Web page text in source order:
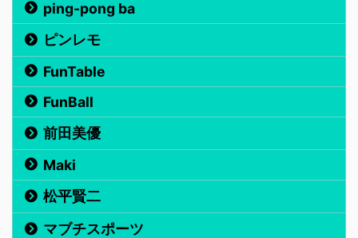
ping-pong ba
ピンレモ
FunTable
FunBall
前田美優
Maki
松平賢二
マブチスポーツ